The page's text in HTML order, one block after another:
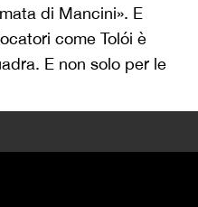
di Mancini». E
come Tolói è
E non solo per le